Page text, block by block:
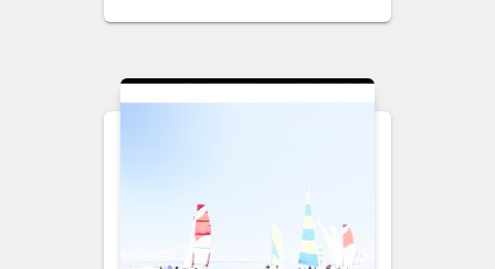
prix :
à